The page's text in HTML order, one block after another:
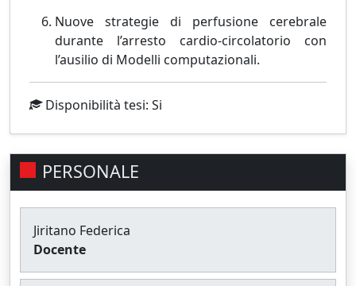
Nuove strategie di perfusione cerebrale
durante l’arresto cardio-circolatorio con
l’ausilio di Modelli computazionali.
Disponibilità tesi: Si
PERSONALE
Jiritano Federica
Docente